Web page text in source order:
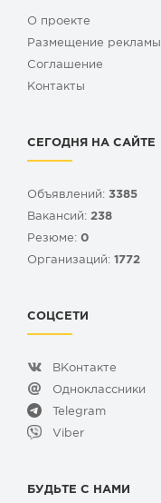
О проекте
Размещение рекламы
Cоглашение
Контакты
СЕГОДНЯ НА САЙТЕ
Объявлений: 3385
Вакансий: 238
Резюме: 0
Организаций: 1772
СОЦСЕТИ
ВКонтакте
Одноклассники
Telegram
Viber
БУДЬТЕ С НАМИ